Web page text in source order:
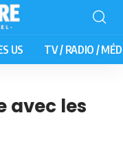
US TV / RADIO /
avec les